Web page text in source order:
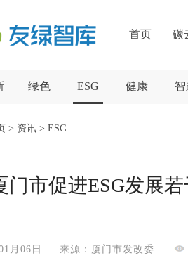
首页 碳
绿色 ESG 健康 智
> 资讯 > ESG
门市促进ESG发展
01月06日 来源：厦门市发改委